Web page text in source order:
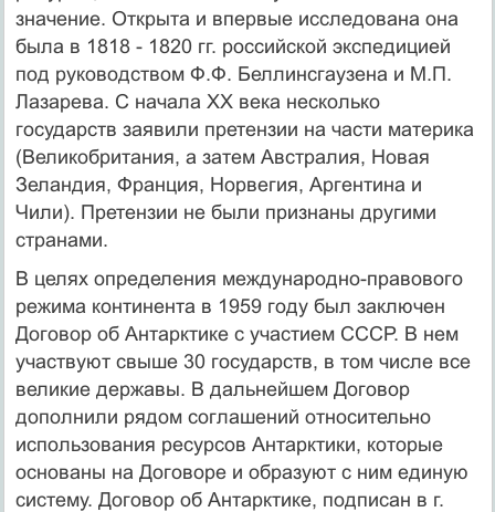
значение. Открыта и впервые исследована она
была в 1818 - 1820 гг. российской экспедицией
под руководством Ф.Ф. Беллинсгаузена и М.П.
Лазарева. С начала XX века несколько
государств заявили претензии на части материка
(Великобритания, а затем Австралия, Новая
Зеландия, Франция, Норвегия, Аргентина и
Чили). Претензии не были признаны другими
странами.
В целях определения международно-правового
режима континента в 1959 году был заключен
Договор об Антарктике с участием СССР. В нем
участвуют свыше 30 государств, в том числе все
великие державы. В дальнейшем Договор
дополнили рядом соглашений относительно
использования ресурсов Антарктики, которые
основаны на Договоре и образуют с ним единую
систему. Договор об Антарктике, подписан в г.